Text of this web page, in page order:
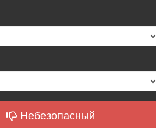
Небезопасный